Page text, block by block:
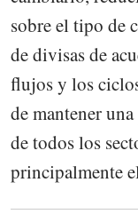
sobre el tipo de
de divisas de
flujos y los
de mantener
de todos los
principalmente